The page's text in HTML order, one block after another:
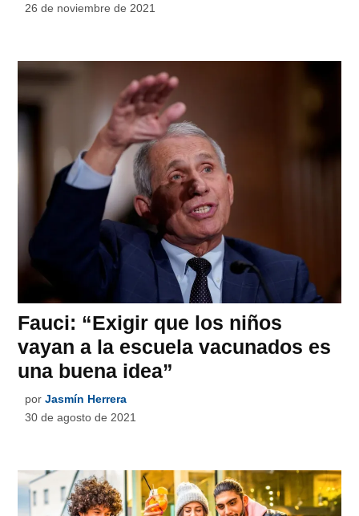
26 de noviembre de 2021
Fauci: “Exigir que los niños
vayan a la escuela vacunados es
una buena idea”
por Jasmín Herrera
30 de agosto de 2021